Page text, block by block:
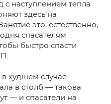
с наступлением тепла
здесь на
это, естественно,
спасателям
быстро спасти
в худшем случае.
в столб — такова
— и спасатели на